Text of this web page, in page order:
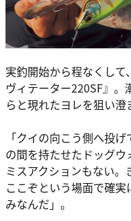
実釣開始から程なくし
ヴィテーター220SF』。
らと現れたヨレを狙い澄
「クイの向こう側へ投
の間を持たせたドッグ
ミスアクションもない。
ここぞという場面で確
みなんだ」。